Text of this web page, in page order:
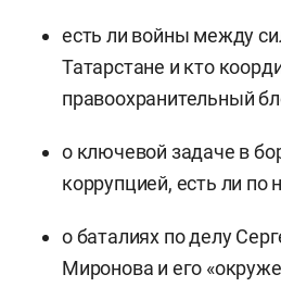
есть ли войны между
Татарстане и кто
правоохранительный
о ключевой задаче в
коррупцией, есть ли по
о баталиях по делу
Миронова и его